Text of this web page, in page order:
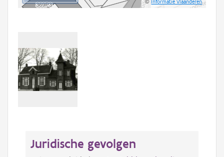
©Informatie Vlaanderen
Juridische gevolgen